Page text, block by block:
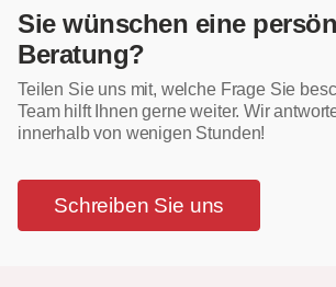
Sie wünschen eine
Beratung?
Teilen Sie uns mit, welche Frage Sie
Team hilft Ihnen gerne weiter. Wir
innerhalb von wenigen Stunden!
Schreiben Sie uns